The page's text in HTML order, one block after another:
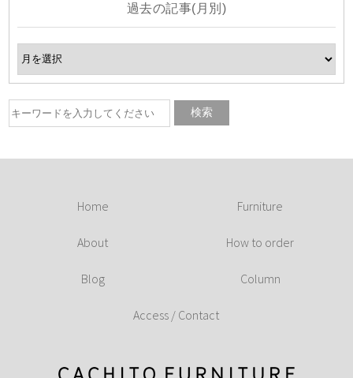
過去の記事(月別)
Home Furniture
About How to order
Blog Column
Access / Contact